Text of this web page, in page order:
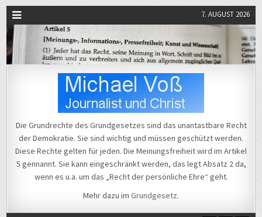
7. AUGUST 2026
Michael Voß
Die Grundrechte des Grundgesetzes sind das unantastbare Recht
der Demokratie. Sie sind wichtig und müssen geschützt werden.
Diese Rechte gelten für jeden. Die Meinungsfreiheit wird im Artikel
5 gennannt. Sie kann eingeschränkt werden, das legt Absatz 2 da,
wenn es u.a. um das „Recht der persönliche Ehre“ geht.
Mehr dazu im Grundgesetz.